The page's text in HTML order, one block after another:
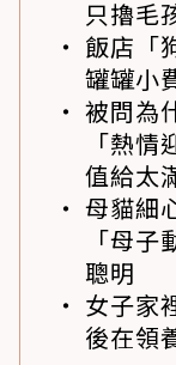
只擼毛
飯店「
罐罐小
被問為
「熱
值給太
母貓細
「母
聰明
女子家
後在領